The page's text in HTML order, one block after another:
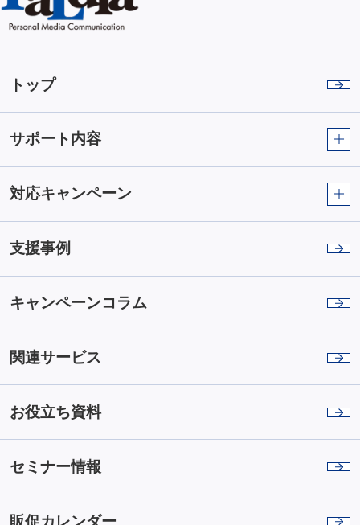
トップ
サポート内容
対応キャンペーン
支援事例
キャンペーンコラム
関連サービス
お役立ち資料
セミナー情報
販促カレンダー